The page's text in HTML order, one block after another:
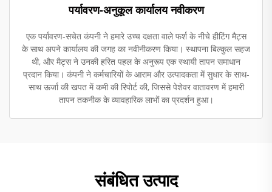
पर्यावरण-अनुकूल कार्यालय नवीकरण
एक पर्यावरण-सचेत कंपनी ने हमारे उच्च दक्षता वाले फर्श के नीचे हीटिंग मैट्स
के साथ अपने कार्यालय की जगह का नवीनीकरण किया। स्थापना बिल्कुल सहज
थी, और मैट्स ने उनकी हरित पहल के अनुरूप एक स्थायी तापन समाधान
प्रदान किया। कंपनी ने कर्मचारियों के आराम और उत्पादकता में सुधार के साथ-
साथ ऊर्जा की खपत में कमी की रिपोर्ट की, जिससे पेशेवर वातावरण में हमारी
तापन तकनीक के व्यावहारिक लाभों का प्रदर्शन हुआ।
संबंधित उत्पाद